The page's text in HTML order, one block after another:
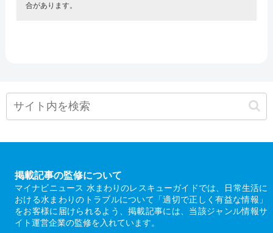
合があります。
掲載記事の監修について
マイナビニュース 水まわりのレスキューガイドでは、日常生活に
おける水まわりのトラブルについて「適切で正しく有益な情報」
をお客様に届けられるよう、掲載記事には、当該ジャンル情報サ
イト運営企業の監修を入れています。